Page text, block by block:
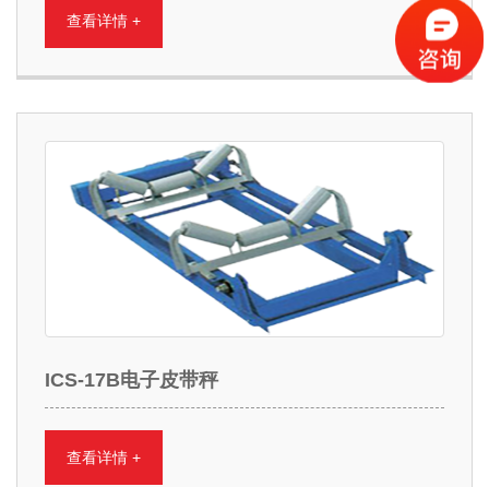
查看详情 +
ICS-17B电子皮带秤
查看详情 +